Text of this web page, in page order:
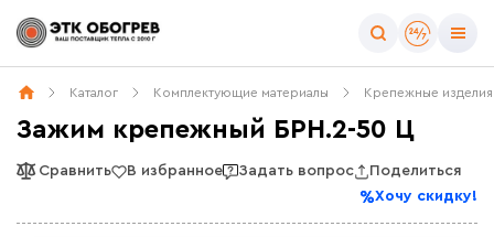
Каталог Комплектующие материалы Крепежные изделия
Зажим крепежный БРН.2-50 Ц
Сравнить В избранное Задать вопрос
Поделиться
Хочу скидку!